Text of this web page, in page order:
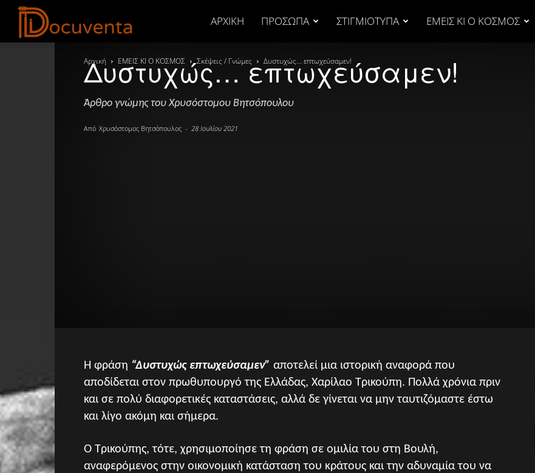
ΑΡΧΙΚΉ ΠΡΟΣΩΠΑ ΣΤΙΓΜΙΟΤΥΠΑ ΕΜΕΙΣ ΚΙ Ο ΚΟΣΜΟΣ
Αρχική ΕΜΕΙΣ ΚΙ Ο ΚΟΣΜΟΣ Σκέψεις / Γνώμες Δυστυχώς… επτωχεύσαμεν!
Δυστυχώς… επτωχεύσαμεν!
Άρθρο γνώμης του Χρυσόστομου Βητσόπουλου
Από Χρυσόστομος Βητσόπουλος - 28 Ιουλίου 2021
Η φράση “Δυστυχώς επτωχεύσαμεν” αποτελεί μια ιστορική αναφορά που
αποδίδεται στον πρωθυπουργό της Ελλάδας, Χαρίλαο Τρικούπη. Πολλά χρόνια πριν
και σε πολύ διαφορετικές καταστάσεις, αλλά δε γίνεται να μην ταυτιζόμαστε έστω
και λίγο ακόμη και σήμερα.
Ο Τρικούπης, τότε, χρησιμοποίησε τη φράση σε ομιλία του στη Βουλή,
αναφερόμενος στην οικονομική κατάσταση του κράτους και την αδυναμία του να